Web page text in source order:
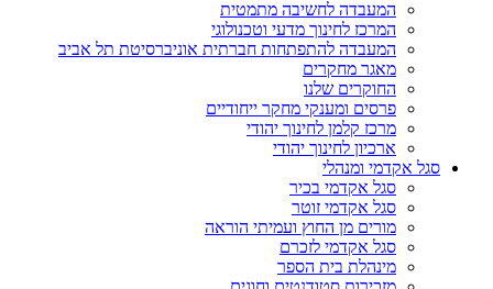
המעבדה לחשיבה מתמטית
המרכז לחינוך מדעי וטכנולוגי
המעבדה להתפתחות חברתית אוניברסיטת תל אביב
מאגר מחקרים
החוקרים שלנו
פרסים ומענקי מחקר ייחודיים
מרכז קלמן לחינוך יהודי
ארכיון לחינוך יהודי
סגל אקדמי ומנהלי
סגל אקדמי בכיר
סגל אקדמי זוטר
מורים מן החוץ ועמיתי הוראה
סגל אקדמי לזכרם
מינהלת בית הספר